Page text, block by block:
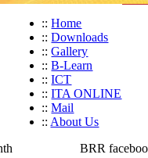
:: Home
:: Downloads
:: Gallery
:: B-Learn
:: ICT
:: ITA ONLINE
:: Mail
:: About Us
BRR